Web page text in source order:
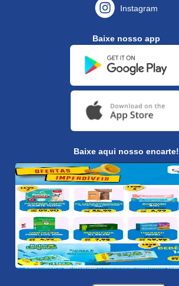
Instagram
Baixe nosso app
Baixe aqui nosso encarte!